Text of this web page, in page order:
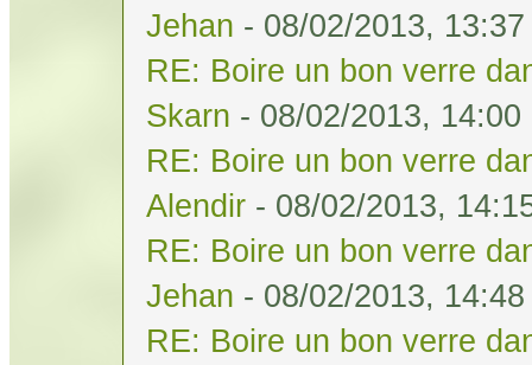
Jehan - 08/02/2013, 13:37
RE: Boire un bon verre
Skarn - 08/02/2013, 14:00
RE: Boire un bon verre
Alendir - 08/02/2013,
RE: Boire un bon verre
Jehan - 08/02/2013, 14:48
RE: Boire un bon verre